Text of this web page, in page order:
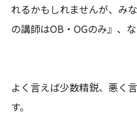
れるかもしれませんが、み
の講師はOB・OGのみ』、な
よく言えば少数精鋭、悪く
す。